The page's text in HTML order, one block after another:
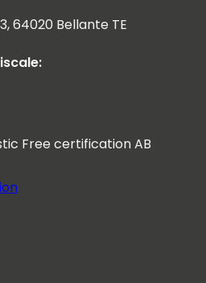
64020 Bellante TE
Free certification AB